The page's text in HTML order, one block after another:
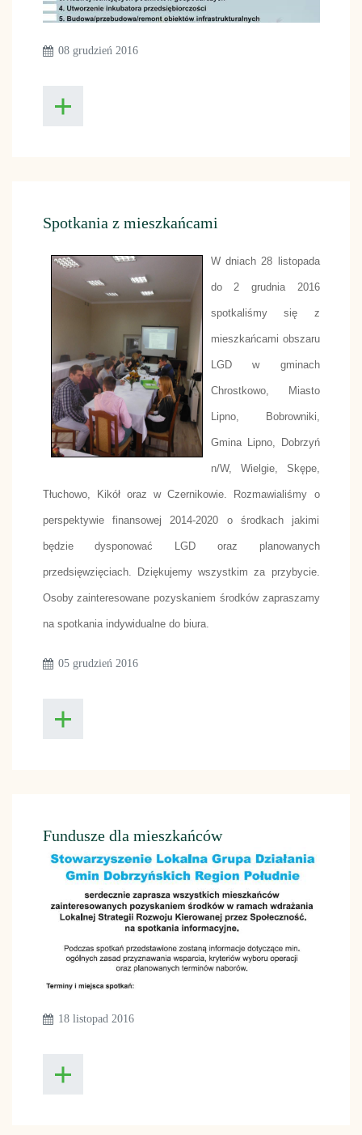
08 grudzień 2016
Spotkania z mieszkańcami
W dniach 28 listopada
do 2 grudnia 2016
spotkaliśmy się z
mieszkańcami obszaru
LGD w gminach
Chrostkowo, Miasto
Lipno, Bobrowniki,
Gmina Lipno, Dobrzyń
n/W, Wielgie, Skępe,
Tłuchowo, Kikół oraz w Czernikowie. Rozmawialiśmy o
perspektywie finansowej 2014-2020 o środkach jakimi
będzie dysponować LGD oraz planowanych
przedsięwzięciach. Dziękujemy wszystkim za przybycie.
Osoby zainteresowane pozyskaniem środków zapraszamy
na spotkania indywidualne do biura.
05 grudzień 2016
Fundusze dla mieszkańców
18 listopad 2016